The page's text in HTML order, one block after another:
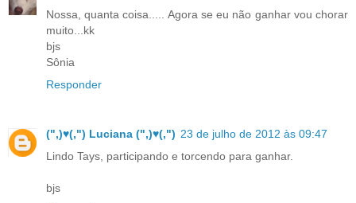
Nossa, quanta coisa..... Agora se eu não ganhar vou chorar
muito...kk
bjs
Sônia
Responder
(",)♥(,") Luciana (",)♥(,") 23 de julho de 2012 às 09:47
Lindo Tays, participando e torcendo para ganhar.
bjs